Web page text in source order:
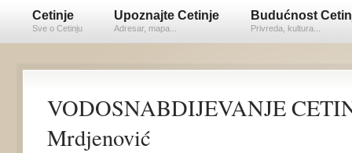
Cetinje
Sve o Cetinju
Upoznajte Cetinje
Adresar, mapa...
Budućnost
Privreda, kultura...
VODOSNABDIJEVANJE
Mrdjenović